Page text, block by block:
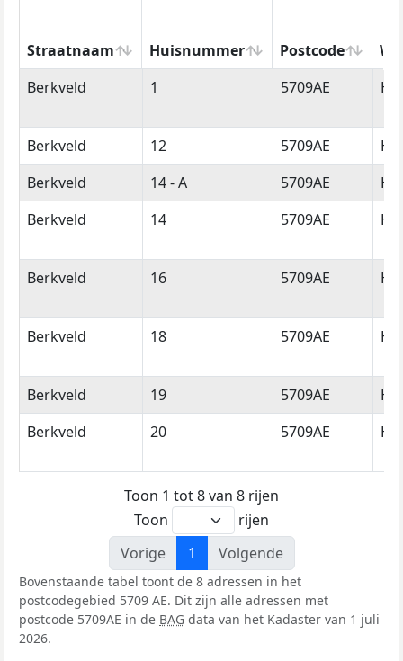
Straatnaam Huisnummer Postcode
Straatnaam
Huisnummer Postcode
Berkveld 1 5709AE
Berkveld 12 5709AE
Berkveld
14 - A 5709AE
Berkveld
14 5709AE
Berkveld 16 5709AE
Berkveld 18 5709AE
Berkveld 19 5709AE
Berkveld
20 5709AE
Toon 1 tot 8 van 8 rijen
Toon
rijen
Vorige
1 Volgende
Bovenstaande tabel toont de 8 adressen in het
postcodegebied 5709 AE. Dit zijn alle adressen met
postcode 5709AE in de BAG data van het Kadaster van 1 juli
2026.